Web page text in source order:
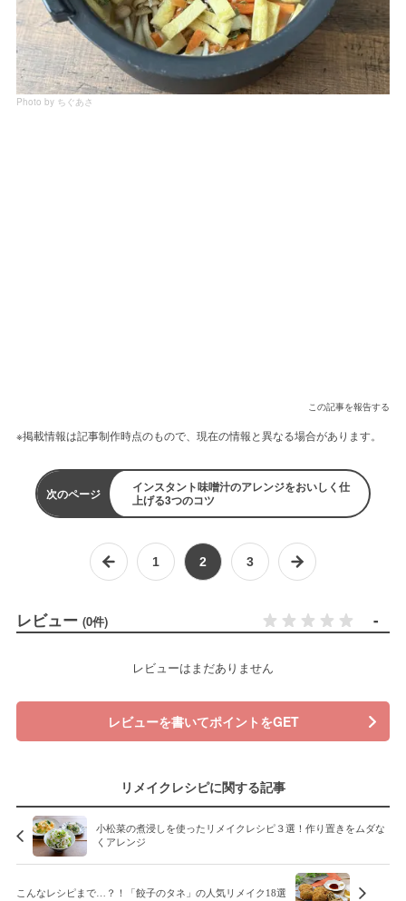
Photo by ちぐあさ
この記事を報告する
※掲載情報は記事制作時点のもので、現在の情報と異なる場合があります。
次のページ
インスタント味噌汁のアレンジをおいしく仕
上げる3つのコツ
1 2 3
レビュー (0件) -
レビューはまだありません
レビューを書いてポイントをGET
リメイクレシピに関する記事
小松菜の煮浸しを使ったリメイクレシピ３選！作り置きをムダな
くアレンジ
こんなレシピまで…？！「餃子のタネ」の人気リメイク18選